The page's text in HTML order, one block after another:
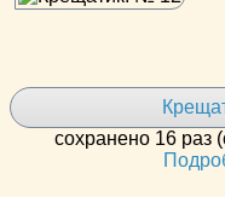
сохранено 16 раз